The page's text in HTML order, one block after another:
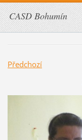
CASD Bohumín
Předchozí